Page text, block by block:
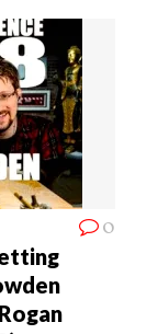
0